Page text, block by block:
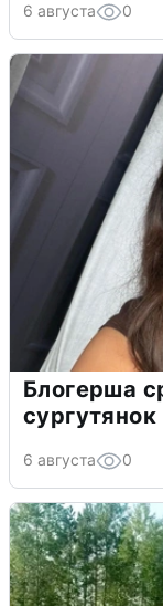
6 августа 0
Блогерша
сургутянок
6 августа 0